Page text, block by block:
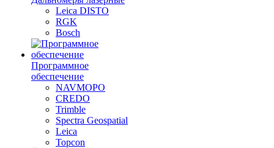
Leica DISTO
RGK
Bosch
Программное
обеспечение
NAVMOPO
CREDO
Trimble
Spectra Geospatial
Leica
Topcon